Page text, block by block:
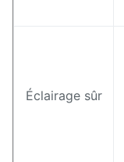
Éclairage sûr